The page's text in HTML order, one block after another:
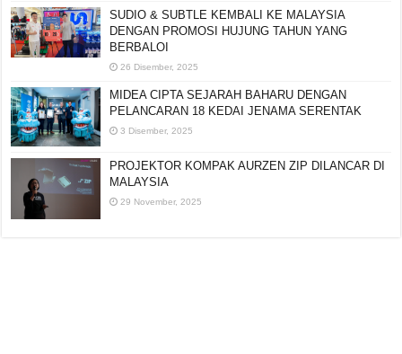
SUDIO & SUBTLE KEMBALI KE MALAYSIA
DENGAN PROMOSI HUJUNG TAHUN YANG
BERBALOI
26 Disember, 2025
MIDEA CIPTA SEJARAH BAHARU DENGAN
PELANCARAN 18 KEDAI JENAMA SERENTAK
3 Disember, 2025
PROJEKTOR KOMPAK AURZEN ZIP DILANCAR DI
MALAYSIA
29 November, 2025